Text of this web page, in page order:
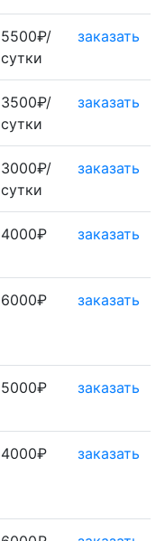
5500₽/
сутки
заказать
3500₽/
сутки
заказать
3000₽/
сутки
заказать
4000₽ заказать
6000₽ заказать
5000₽ заказать
4000₽ заказать